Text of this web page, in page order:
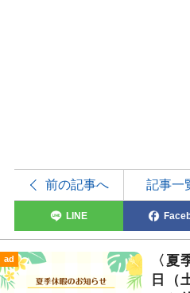
前の記事へ 記事一
LINE
ad
〈
日（